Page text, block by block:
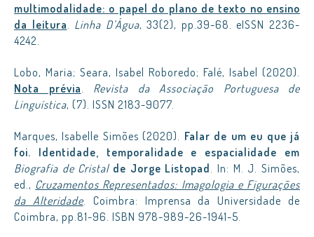
multimodalidade: o papel do plano de texto no ensino
da leitura. Linha D’Água, 33(2), pp.39-68. eISSN 2236-
4242.
Lobo, Maria; Seara, Isabel Roboredo; Falé, Isabel (2020).
Nota prévia. Revista da Associação Portuguesa de
Linguística, (7). ISSN 2183-9077.
Marques, Isabelle Simões (2020). Falar de um eu que já
foi. Identidade, temporalidade e espacialidade em
Biografia de Cristalde Jorge Listopad. In: M. J. Simões,
ed., Cruzamentos Representados: Imagologia e Figurações
da Alteridade. Coimbra: Imprensa da Universidade de
Coimbra, pp.81-96. ISBN 978-989-26-1941-5.